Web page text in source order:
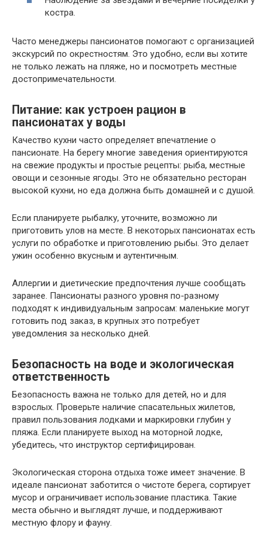
костра.
Часто менеджеры пансионатов помогают с организацией
экскурсий по окрестностям. Это удобно, если вы хотите
не только лежать на пляже, но и посмотреть местные
достопримечательности.
Питание: как устроен рацион в
пансионатах у воды
Качество кухни часто определяет впечатление о
пансионате. На берегу многие заведения ориентируются
на свежие продукты и простые рецепты: рыба, местные
овощи и сезонные ягоды. Это не обязательно ресторан
высокой кухни, но еда должна быть домашней и с душой.
Если планируете рыбалку, уточните, возможно ли
приготовить улов на месте. В некоторых пансионатах есть
услуги по обработке и приготовлению рыбы. Это делает
ужин особенно вкусным и аутентичным.
Аллергии и диетические предпочтения лучше сообщать
заранее. Пансионаты разного уровня по-разному
подходят к индивидуальным запросам: маленькие могут
готовить под заказ, в крупных это потребует
уведомления за несколько дней.
Безопасность на воде и экологическая
ответственность
Безопасность важна не только для детей, но и для
взрослых. Проверьте наличие спасательных жилетов,
правил пользования лодками и маркировки глубин у
пляжа. Если планируете выход на моторной лодке,
убедитесь, что инструктор сертифицирован.
Экологическая сторона отдыха тоже имеет значение. В
идеале пансионат заботится о чистоте берега, сортирует
мусор и ограничивает использование пластика. Такие
места обычно и выглядят лучше, и поддерживают
местную флору и фауну.